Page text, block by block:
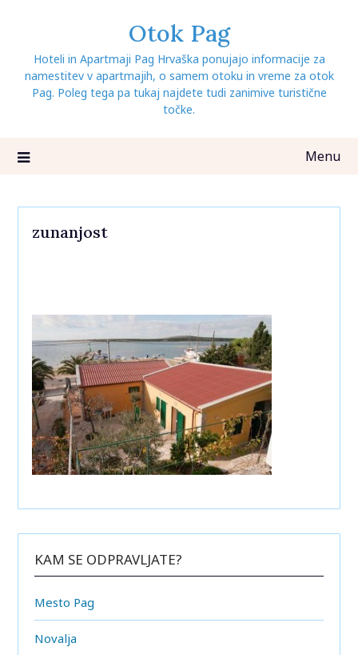
content
Otok Pag
Hoteli in Apartmaji Pag Hrvaška ponujajo informacije za
namestitev v apartmajih, o samem otoku in vreme za otok
Pag. Poleg tega pa tukaj najdete tudi zanimive turistične
točke.
Menu
zunanjost
KAM SE ODPRAVLJATE?
Mesto Pag
Novalja